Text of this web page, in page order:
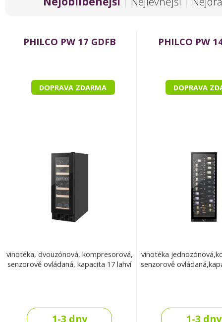
PHILCO PW 17 GDFB
DOPRAVA ZDARMA
vinotéka, dvouzónová, kompresorová,
senzorově ovládaná, kapacita 17 lahví
1-3 dny
PHILCO PW
DOPRAVA
vinotéka
senzorově
1-3 dny